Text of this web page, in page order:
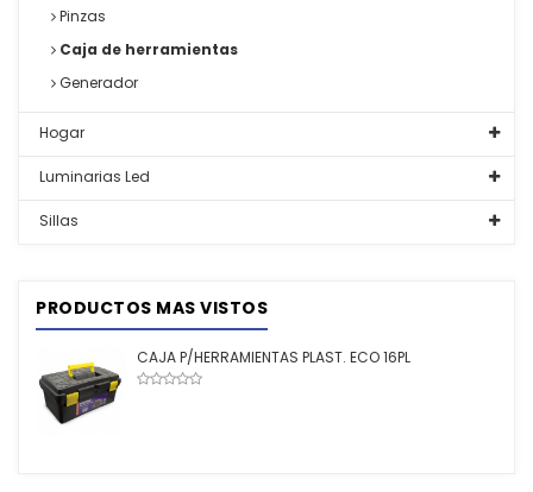
Pinzas
Caja de herramientas
Generador
Hogar
Luminarias Led
Sillas
PRODUCTOS MAS VISTOS
CAJA P/HERRAMIENTAS PLAST. ECO 16PL